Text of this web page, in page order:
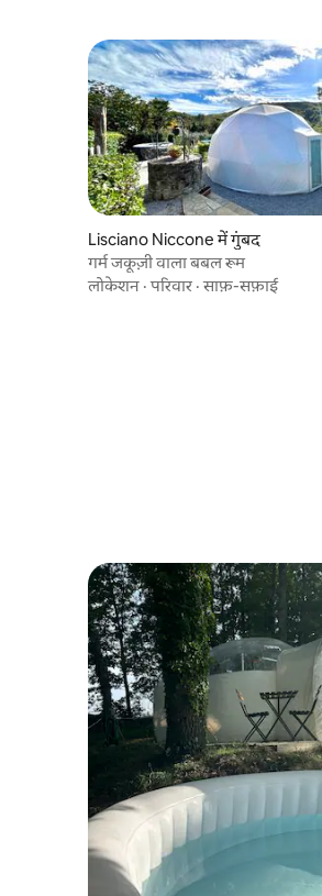
Lisciano Niccone में गुंबद
गर्म जकूज़ी वाला बबल रूम
लोकेशन ·परिवार ·साफ़-सफ़ाई